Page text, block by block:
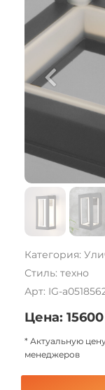
Категория:
Стиль: техно
Арт: IG-
Цена:
* Актуальную
менеджеров